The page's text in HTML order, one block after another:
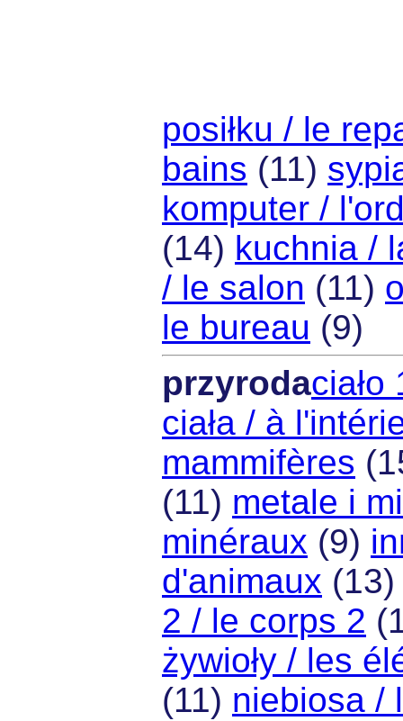
posiłku / le
bains (11)
komputer /
(14) kuchnia /
/ le salon (11)
le bureau (9)
przyrodaciało
ciała / à
mammifères
(11) metale i
minéraux (9)
d'animaux
2 / le corps 2
żywioły / les
(11) niebiosa /